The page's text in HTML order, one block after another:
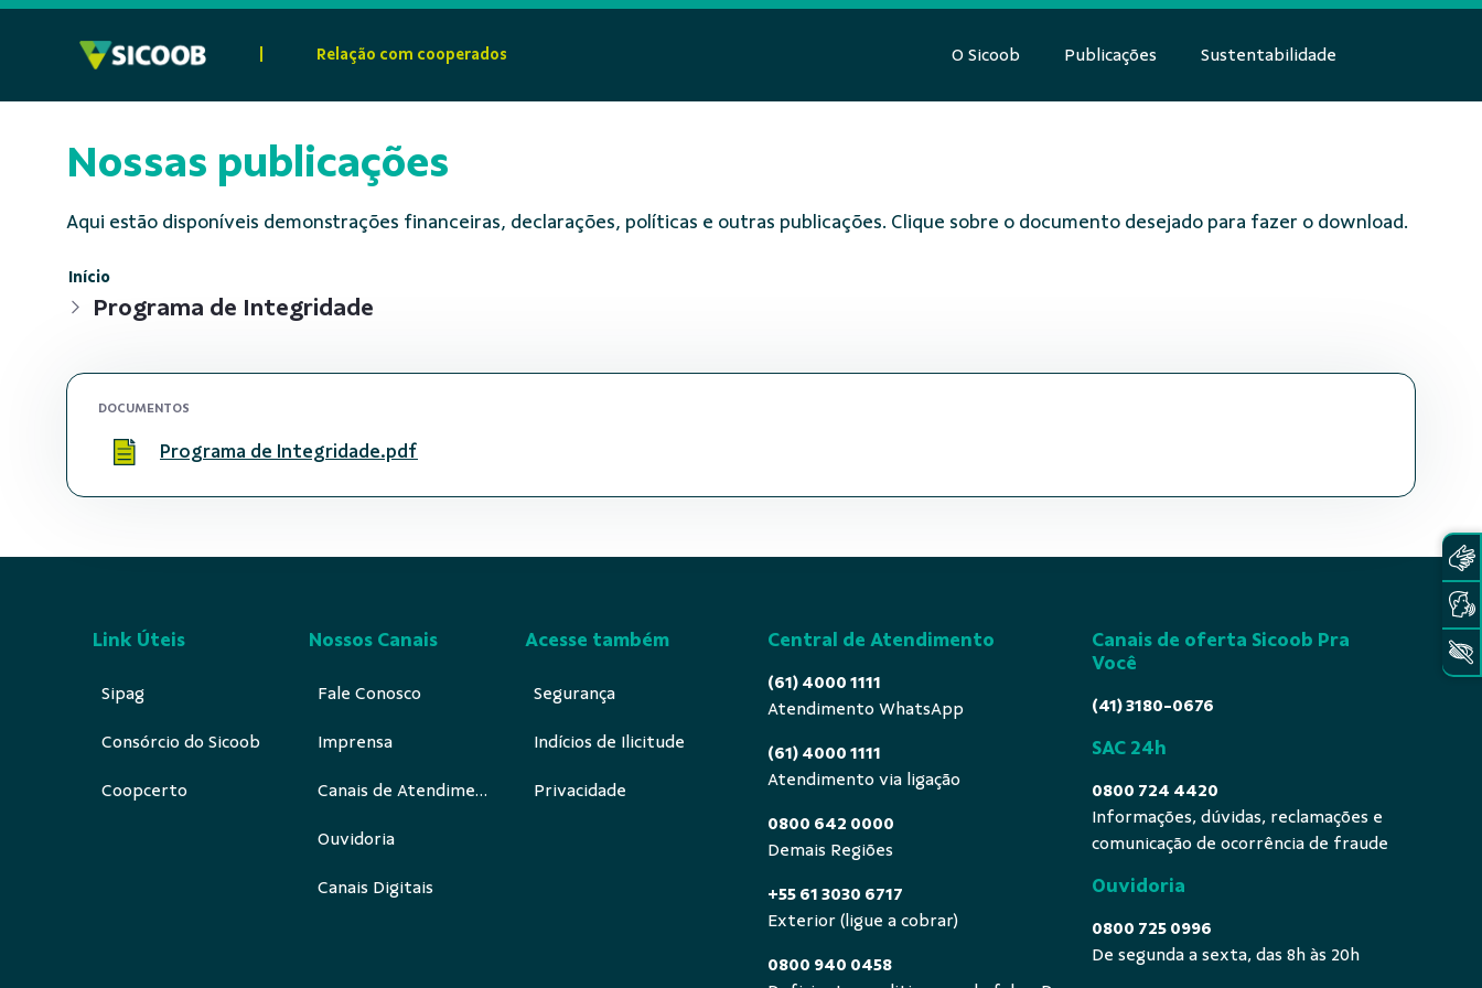
Relação com cooperados O Sicoob Publicações Sustentabilidade
Nossas publicações
Aqui estão disponíveis demonstrações financeiras, declarações, políticas e outras publicações. Clique sobre o documento desejado para fazer o download.
Início
Programa de Integridade
DOCUMENTOS
Programa de Integridade.pdf
Link Úteis
Sipag
Consórcio do Sicoob
Coopcerto
Nossos Canais
Fale Conosco
Imprensa
Canais de Atendimento
Ouvidoria
Canais Digitais
Acesse também
Segurança
Indícios de Ilicitude
Privacidade
Central de Atendimento
(61) 4000 1111
Atendimento WhatsApp
(61) 4000 1111
Atendimento via ligação
0800 642 0000
Demais Regiões
+55 61 3030 6717
Exterior (ligue a cobrar)
0800 940 0458
Canais de oferta Sicoob Pra
Você
(41) 3180-0676
SAC 24h
0800 724 4420
Informações, dúvidas, reclamações e
comunicação de ocorrência de fraude
Ouvidoria
0800 725 0996
De segunda a sexta, das 8h às 20h